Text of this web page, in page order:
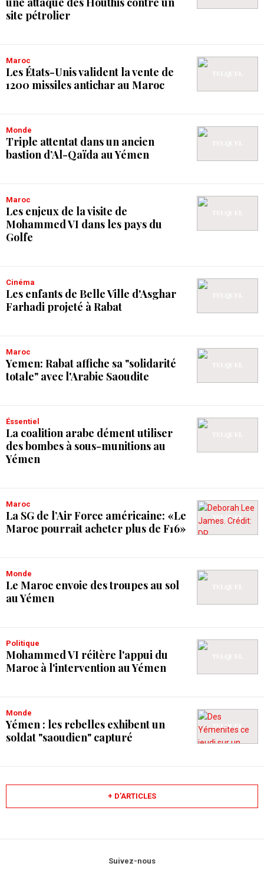
site pétrolier
Maroc
Les États-Unis valident la vente de
1200 missiles antichar au Maroc
Monde
Triple attentat dans un ancien
bastion d’Al-Qaïda au Yémen
Maroc
Les enjeux de la visite de
Mohammed VI dans les pays du
Golfe
Cinéma
Les enfants de Belle Ville d'Asghar
Farhadi projeté à Rabat
Maroc
Yemen: Rabat affiche sa "solidarité
totale" avec l'Arabie Saoudite
Éssentiel
La coalition arabe dément utiliser
des bombes à sous-munitions au
Yémen
Maroc
La SG de l’Air Force américaine: «Le
Maroc pourrait acheter plus de F16»
Monde
Le Maroc envoie des troupes au sol
au Yémen
Politique
Mohammed VI réitère l'appui du
Maroc à l'intervention au Yémen
Monde
Yémen : les rebelles exhibent un
soldat "saoudien" capturé
+ D’ARTICLES
Suivez-nous